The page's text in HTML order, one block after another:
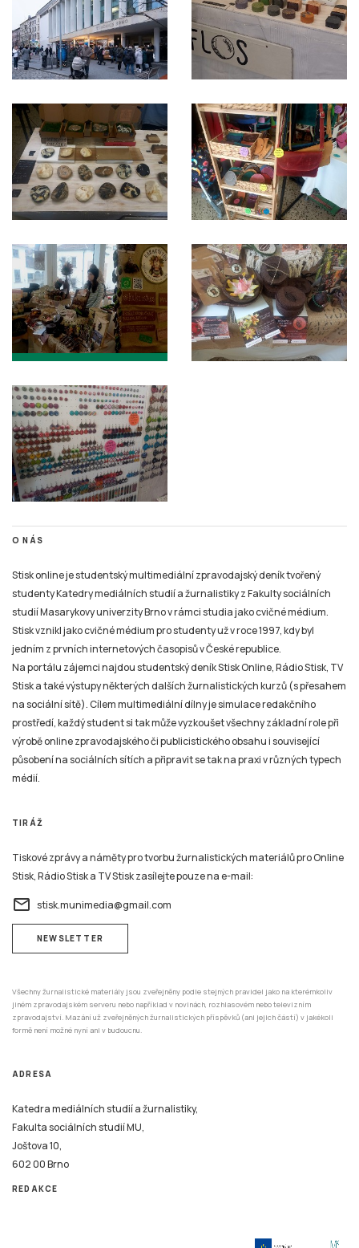
O NÁS
Stisk online je studentský multimediální zpravodajský deník tvořený
studenty Katedry mediálních studií a žurnalistiky z Fakulty sociálních
studií Masarykovy univerzity Brno v rámci studia jako cvičné médium.
Stisk vznikl jako cvičné médium pro studenty už v roce 1997, kdy byl
jedním z prvních internetových časopisů v České republice.
Na portálu zájemci najdou studentský deník Stisk Online, Rádio Stisk, TV
Stisk a také výstupy některých dalších žurnalistických kurzů (s přesahem
na sociální sítě). Cílem multimediální dílny je simulace redakčního
prostředí, každý student si tak může vyzkoušet všechny základní role při
výrobě online zpravodajského či publicistického obsahu i související
působení na sociálních sítích a připravit se tak na praxi v různých typech
médií.
TIRÁŽ
Tiskové zprávy a náměty pro tvorbu žurnalistických materiálů pro Online
Stisk, Rádio Stisk a TV Stisk zasílejte pouze na e-mail:
email stisk.munimedia@gmail.com
NEWSLETTER
Všechny žurnalistické materiály jsou zveřejněny podle stejných pravidel jako na kterémkoliv
jiném zpravodajském serveru nebo například v novinách, rozhlasovém nebo televizním
zpravodajství. Mazání už zveřejněných žurnalistických příspěvků (ani jejich částí) v jakékoli
formě není možné nyní ani v budoucnu.
ADRESA
Katedra mediálních studií a žurnalistiky,
Fakulta sociálních studií MU,
Joštova 10,
602 00 Brno
REDAKCE